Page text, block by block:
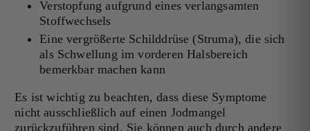
Verstopfung aufgrund eines verlangsamten
Stoffwechsels
Eine vergrößerte Schilddrüse (Struma), die sich
als Schwellung im vorderen Halsbereich
bemerkbar machen kann
Es ist wichtig zu beachten, dass diese Symptome
nicht ausschließlich auf einen Jodmangel
zurückzuführen sind. Sie können auch durch andere